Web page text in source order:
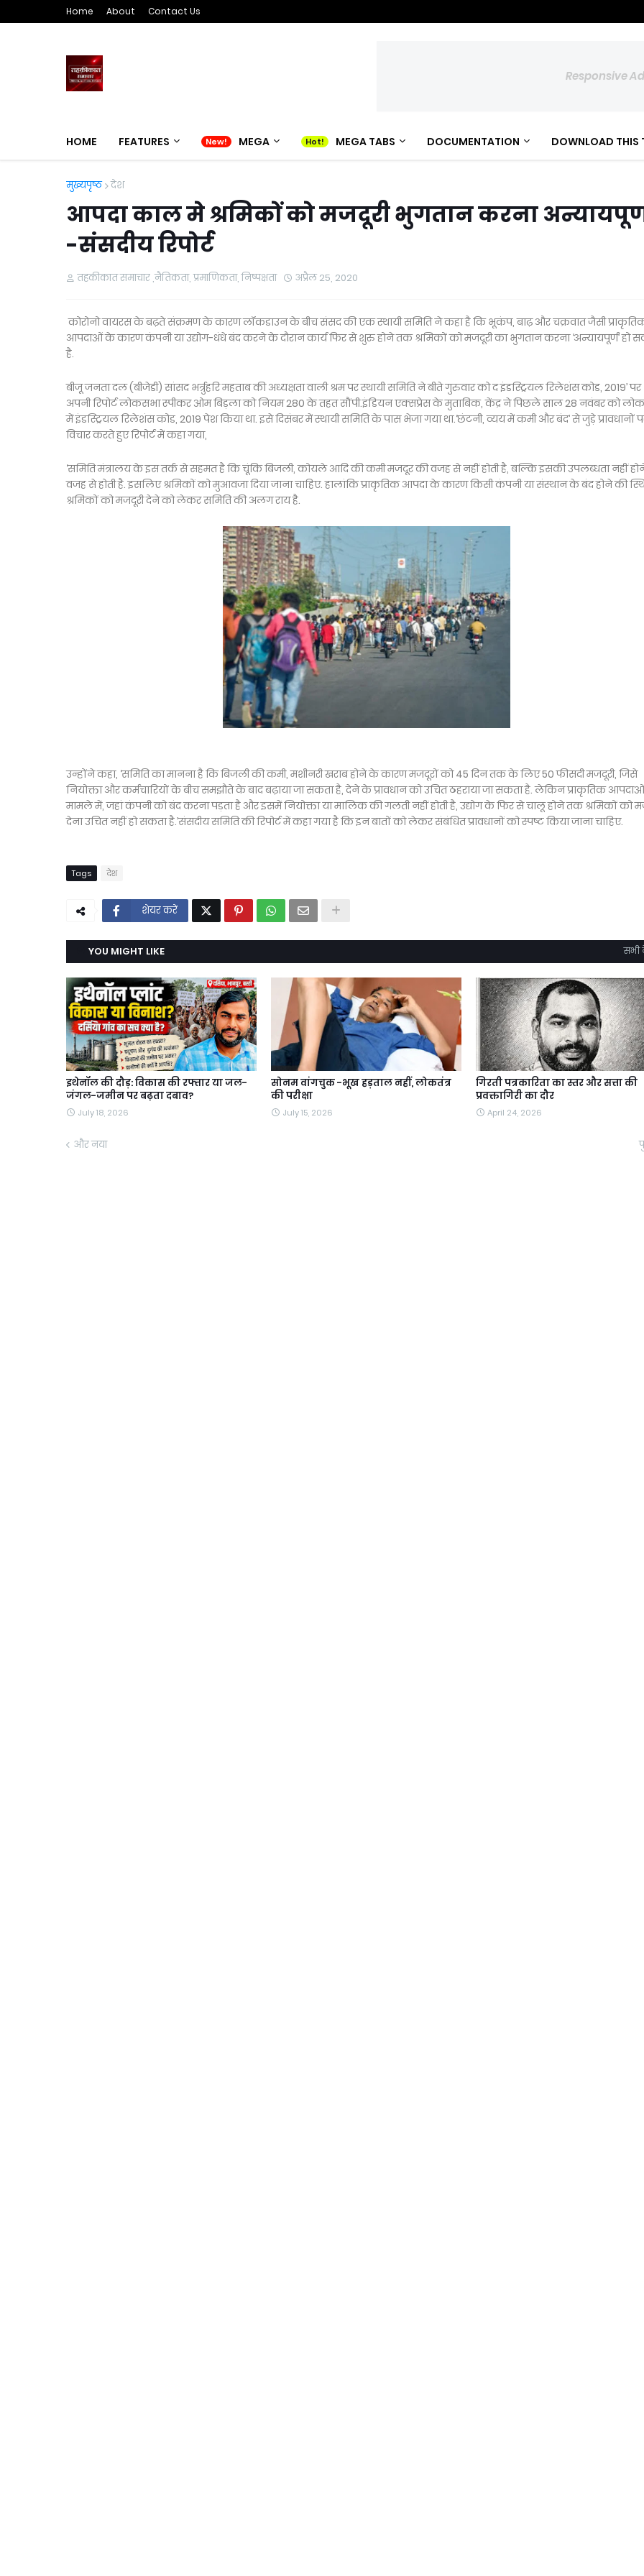
Home About Contact Us
Responsive
HOME FEATURES MEGA MEGA TABS DOCUMENTATION DOWNLOAD THIS
मुख्यपृष्ठ देश
आपदा काल मे श्रमिकों को मजदूरी भुगतान करना
-संसदीय रिपोर्ट
तहकीकात समाचार ,नैतिकता, प्रमाणिकता, निष्पक्षता अप्रैल 25, 2020
कोरोनो वायरस के बढ़ते संक्रमण के कारण लॉकडाउन के बीच संसद की एक स्थायी समिति ने कहा है कि भूकंप, बाढ़ और चक्रवात जैसी
आपदाओं के कारण कंपनी या उद्योग-धंधे बंद करने के दौरान कार्य फिर से शुरु होने तक श्रमिकों को मजदूरी का भुगतान करना ‘अन्यायपूर्ण’ हो
है.
बीजू जनता दल (बीजेडी) सांसद भर्त्रुहरि महताब की अध्यक्षता वाली श्रम पर स्थायी समिति ने बीते गुरुवार को द इंडस्ट्रियल रिलेशंस कोड, 2019’ पर
अपनी रिपोर्ट लोकसभा स्पीकर ओम बिड़ला को नियम 280 के तहत सौंपी.इंडियन एक्सप्रेस के मुताबिक, केंद्र ने पिछले साल 28 नवंबर को
में इंडस्ट्रियल रिलेशंस कोड, 2019 पेश किया था. इसे दिसंबर में स्थायी समिति के पास भेजा गया था.‘छंटनी, व्यय में कमी और बंद’ से जुड़े प्रावधानों
विचार करते हुए रिपोर्ट में कहा गया,
‘समिति मंत्रालय के इस तर्क से सहमत है कि चूंकि बिजली, कोयले आदि की कमी मजदूर की वजह से नहीं होती है, बल्कि इसकी उपलब्धता नहीं
वजह से होती है. इसलिए श्रमिकों को मुआवजा दिया जाना चाहिए. हालांकि प्राकृतिक आपदा के कारण किसी कंपनी या संस्थान के बंद होने की
श्रमिकों को मजदूरी देने को लेकर समिति की अलग राय है.
उन्होंने कहा, ‘समिति का मानना है कि बिजली की कमी, मशीनरी खराब होने के कारण मजदूरों को 45 दिन तक के लिए 50 फीसदी मजदूरी, जिसे
नियोक्ता और कर्मचारियों के बीच समझौते के बाद बढ़ाया जा सकता है, देने के प्रावधान को उचित ठहराया जा सकता है. लेकिन प्राकृतिक
मामले में, जहां कंपनी को बंद करना पड़ता है और इसमें नियोक्ता या मालिक की गलती नहीं होती है, उद्योग के फिर से चालू होने तक श्रमिकों को
देना उचित नहीं हो सकता है.’संसदीय समिति की रिपोर्ट में कहा गया है कि इन बातों को लेकर संबंधित प्रावधानों को स्पष्ट किया जाना चाहिए.
Tags देश
शेयर करें
YOU MIGHT LIKE सभी
इथेनॉल की दौड़: विकास की रफ्तार या जल-
जंगल-जमीन पर बढ़ता दबाव?
July 18, 2026
सोनम वांगचुक -भूख हड़ताल नहीं, लोकतंत्र
की परीक्षा
July 15, 2026
गिरती पत्रकारिता का स्तर और सत्ता की
प्रवक्तागिरी का दौर
April 24, 2026
और नया